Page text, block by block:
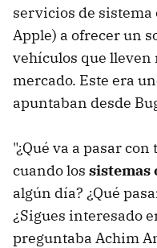
servicios de sistema
Apple) a ofrecer un
vehículos que lleven
mercado. Este era
apuntaban desde
"¿Qué va a pasar
cuando los sistemas
algún día? ¿Qué
¿Sigues interesado
preguntaba Achim